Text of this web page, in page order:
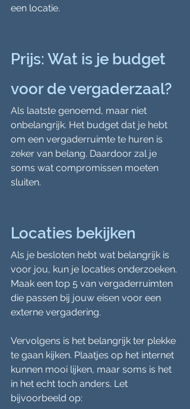
een locatie.
Prijs: Wat is je budget
voor de vergaderzaal?
Als laatste genoemd, maar niet
onbelangrijk. Het budget dat je hebt
om een vergaderruimte te huren is
zeker van belang. Daardoor zal je
soms wat compromissen moeten
sluiten.
Locaties bekijken
Als je besloten hebt wat belangrijk is
voor jou, kun je locaties onderzoeken.
Maak een top 5 van vergaderruimten
die passen bij jouw eisen voor een
externe vergadering.
Vervolgens is het belangrijk ter plekke
te gaan kijken. Plaatjes op het internet
kunnen mooi lijken, maar soms is het
in het echt toch anders. Let
bijvoorbeeld op: